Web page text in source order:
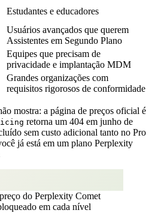
Estudantes e educadores
Usuários avançados que querem
Assistentes em Segundo Plano
Equipes que precisam de
privacidade e implantação MDM
Grandes organizações com
requisitos rigorosos de conformidade
mostra: a página de preços oficial é
retorna um 404 em junho de
sem custo adicional tanto no Pro
já está em um plano Perplexity
do Perplexity Comet
em cada nível